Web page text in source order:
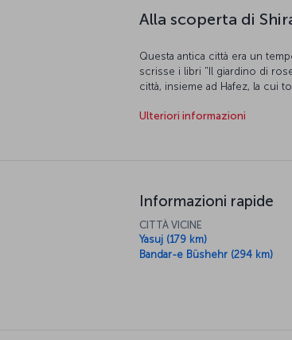
Alla scoperta di
Questa antica città era un
scrisse i libri "Il giardino di
città, insieme ad Hafez, la cui
Ulteriori informazioni
Informazioni rapide
CITTÀ VICINE
Yasuj (179 km)
Bandar-e Büshehr (294 km)